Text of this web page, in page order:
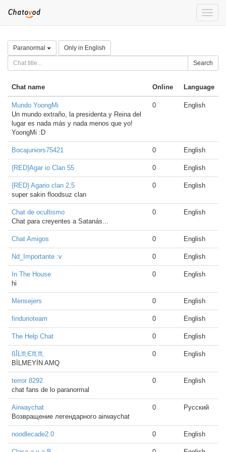
Toggle
Paranormal Only in English
Search
Chat name Online Language
Mundo YoongMi
Un mundo extraño, la presidenta y Reina del
lugar es nada más y nada menos que yo!
YoongMi :D
0 English
Bocajuniors75421 0 English
{RED}Agar io Clan 55 0 English
{RED} Agario clan 2,5
super sakin floodsuz clan
0 English
Chat de ocultismo
Chat para creyentes a Satanás...
0 English
Chat Amigos 0 English
Nd_Importante :v 0 English
In The House
hi
0 English
Mensejers 0 English
findurioteam 0 English
The Help Chat 0 English
ßĪ̇Ŀ♏Є♏♏
BİLMEYİN AMQ
0 English
terror 8292
chat fans de lo paranormal
0 English
Airwaychat
Возвращение легендарного airwaychat
0 Русский
noodlecade2.0 0 English